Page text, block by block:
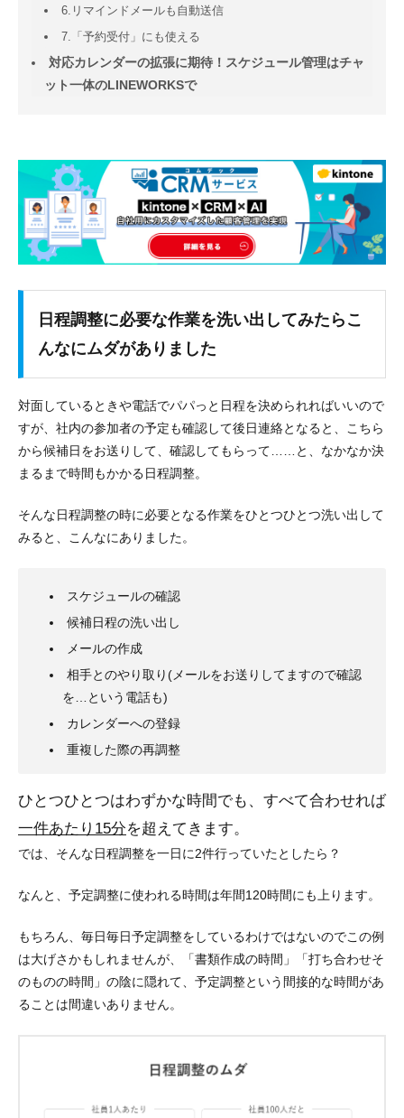
6.リマインドメールも自動送信
7.「予約受付」にも使える
対応カレンダーの拡張に期待！スケジュール管理はチャ
ット一体のLINEWORKSで
日程調整に必要な作業を洗い出してみたらこ
んなにムダがありました
対面しているときや電話でパパっと日程を決められればいいので
すが、社内の参加者の予定も確認して後日連絡となると、こちら
から候補日をお送りして、確認してもらって……と、なかなか決
まるまで時間もかかる日程調整。
そんな日程調整の時に必要となる作業をひとつひとつ洗い出して
みると、こんなにありました。
スケジュールの確認
候補日程の洗い出し
メールの作成
相手とのやり取り(メールをお送りしてますので確認
を…という電話も)
カレンダーへの登録
重複した際の再調整
ひとつひとつはわずかな時間でも、すべて合わせれば
一件あたり15分を超えてきます。
では、そんな日程調整を一日に2件行っていたとしたら？
なんと、予定調整に使われる時間は年間120時間にも上ります。
もちろん、毎日毎日予定調整をしているわけではないのでこの例
は大げさかもしれませんが、「書類作成の時間」「打ち合わせそ
のものの時間」の陰に隠れて、予定調整という間接的な時間があ
ることは間違いありません。